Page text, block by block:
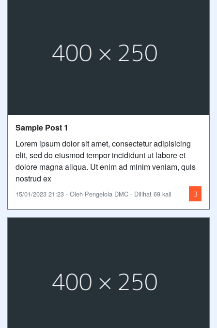
Sample Post 1
Lorem ipsum dolor sit amet, consectetur adipisicing
elit, sed do eiusmod tempor incididunt ut labore et
dolore magna aliqua. Ut enim ad minim veniam, quis
nostrud ex
15/01/2023 21:23 - Oleh Pengelola DMC - Dilihat 69 kali